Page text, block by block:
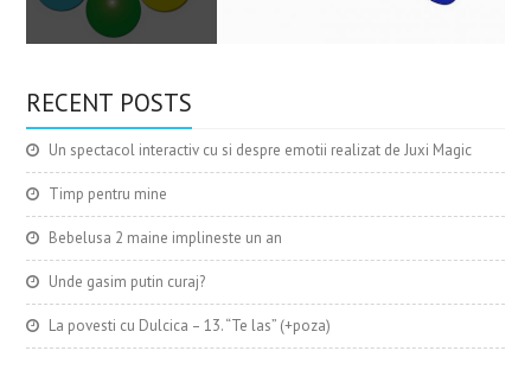
RECENT POSTS
Un spectacol interactiv cu si despre emotii realizat de Juxi Magic
Timp pentru mine
Bebelusa 2 maine implineste un an
Unde gasim putin curaj?
La povesti cu Dulcica – 13. “Te las” (+poza)